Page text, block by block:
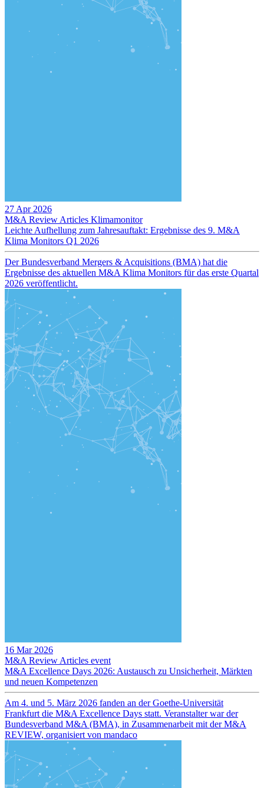
27 Apr 2026
M&A Review Articles Klimamonitor
Leichte Aufhellung zum Jahresauftakt: Ergebnisse des 9. M&A
Klima Monitors Q1 2026
Der Bundesverband Mergers & Acquisitions (BMA) hat die
Ergebnisse des aktuellen M&A Klima Monitors für das erste Quartal
2026 veröffentlicht.
16 Mar 2026
M&A Review Articles event
M&A Excellence Days 2026: Austausch zu Unsicherheit, Märkten
und neuen Kompetenzen
Am 4. und 5. März 2026 fanden an der Goethe-Universität
Frankfurt die M&A Excellence Days statt. Veranstalter war der
Bundesverband M&A (BMA), in Zusammenarbeit mit der M&A
REVIEW, organisiert von mandaco